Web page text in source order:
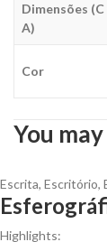
Dimensões (C
A)
Cor
You
Escrita, Escritório,
Highlights: